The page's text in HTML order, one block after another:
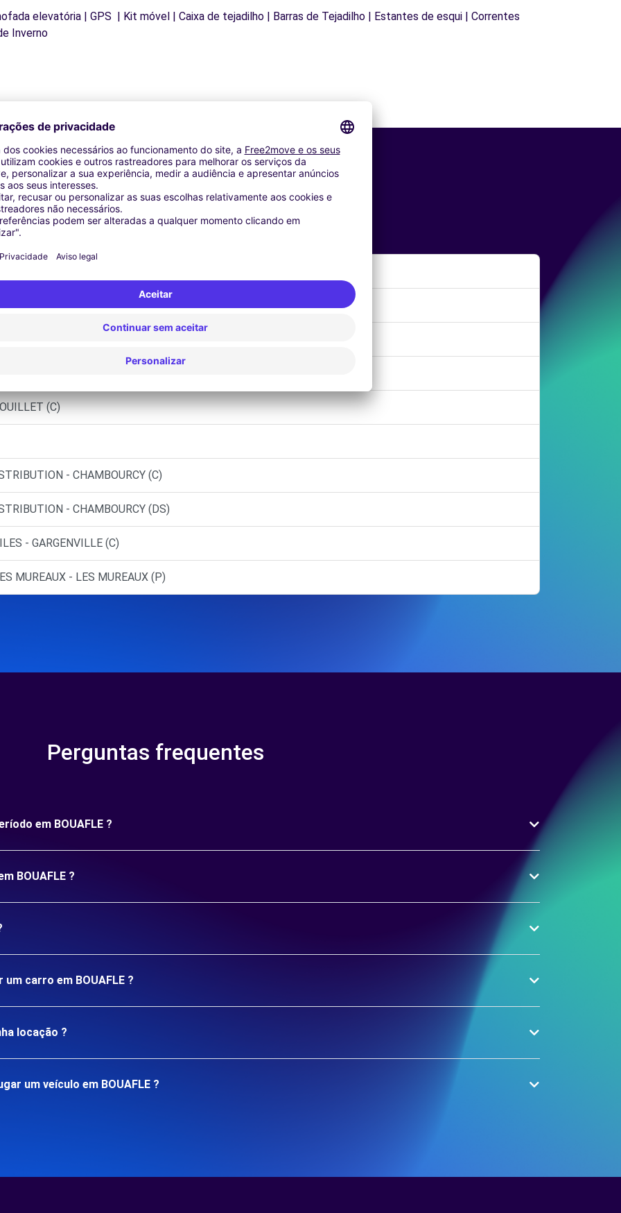
elevatória | GPS | Kit móvel | Caixa de tejadilho | Barras de Tejadilho | Estantes de esqui | Correntes
Inverno
Agências similares
(C)
- CHAMBOURCY (C)
- CHAMBOURCY (DS)
- GARGENVILLE (C)
MUREAUX - LES MUREAUX (P)
Perguntas frequentes
em BOUAFLE ?
BOUAFLE ?
carro em BOUAFLE ?
locação ?
um veículo em BOUAFLE ?